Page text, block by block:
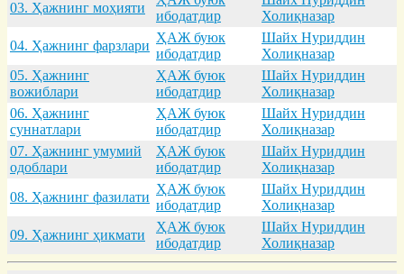
03. Ҳaжнинг моҳияти
ибодатдир
Холиқназар
04. Ҳaжнинг фaрзлaри
ҲАЖ буюк
ибодатдир
Шайх Нуриддин
Холиқназар
05. Ҳaжнинг
вожиблaри
ҲАЖ буюк
ибодатдир
Шайх Нуриддин
Холиқназар
06. Ҳaжнинг
суннaтлaри
ҲАЖ буюк
ибодатдир
Шайх Нуриддин
Холиқназар
07. Ҳaжнинг умумий
одоблaри
ҲАЖ буюк
ибодатдир
Шайх Нуриддин
Холиқназар
08. Ҳaжнинг фaзилaти
ҲАЖ буюк
ибодатдир
Шайх Нуриддин
Холиқназар
09. Ҳaжнинг ҳикмaти
ҲАЖ буюк
ибодатдир
Шайх Нуриддин
Холиқназар